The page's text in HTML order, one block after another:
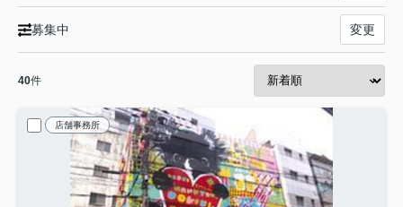
募集中 変更
40件
店舗事務所